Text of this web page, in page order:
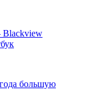
Blackview
большую